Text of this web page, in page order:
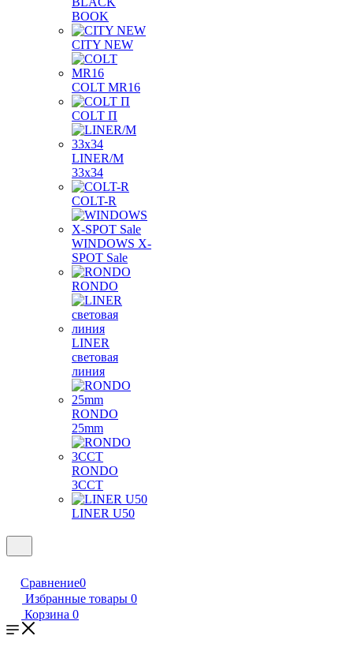
BOOK
CITY NEW
COLT MR16
COLT П
LINER/М
33х34
COLT-R
WINDOWS X-
SPOT Sale
RONDO
LINER
световая
линия
RONDO
25mm
RONDO
3CCT
LINER U50
Сравнение0
Избранные товары 0
Корзина 0